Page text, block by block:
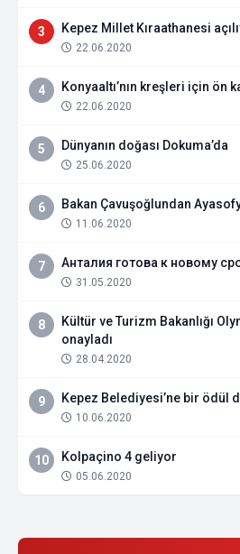
3 Kepez Millet Kıraathanesi
22.06.2020
4 Konyaaltı’nın kreşleri için ön
22.06.2020
5 Dünyanın doğası Dokuma’da
25.06.2020
6 Bakan Çavuşoğlundan
11.06.2020
7 Анталия готова к новому
31.05.2020
8
Kültür ve Turizm Bakanlığı
onayladı
28.04.2020
9 Kepez Belediyesi’ne bir ödül
10.06.2020
10 Kolpaçino 4 geliyor
05.06.2020